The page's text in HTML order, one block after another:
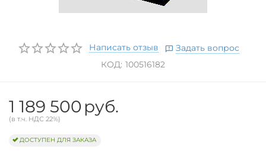
Написать отзыв
Задать вопрос
КОД: 100516182
1 189 500 руб.
(в т.ч. НДС 22%)
ДОСТУПЕН ДЛЯ ЗАКАЗА